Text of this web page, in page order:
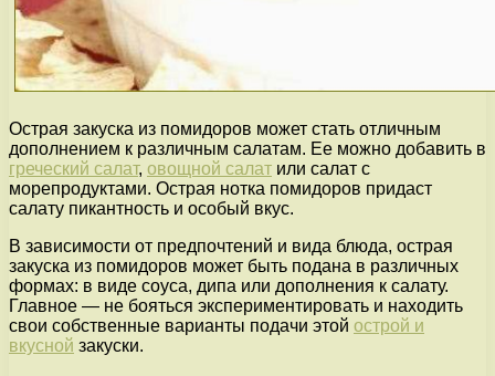
Острая закуска из помидоров может стать отличным
дополнением к различным салатам. Ее можно добавить в
греческий салат, овощной салат или салат с
морепродуктами. Острая нотка помидоров придаст
салату пикантность и особый вкус.
В зависимости от предпочтений и вида блюда, острая
закуска из помидоров может быть подана в различных
формах: в виде соуса, дипа или дополнения к салату.
Главное — не бояться экспериментировать и находить
свои собственные варианты подачи этой острой и
вкусной закуски.